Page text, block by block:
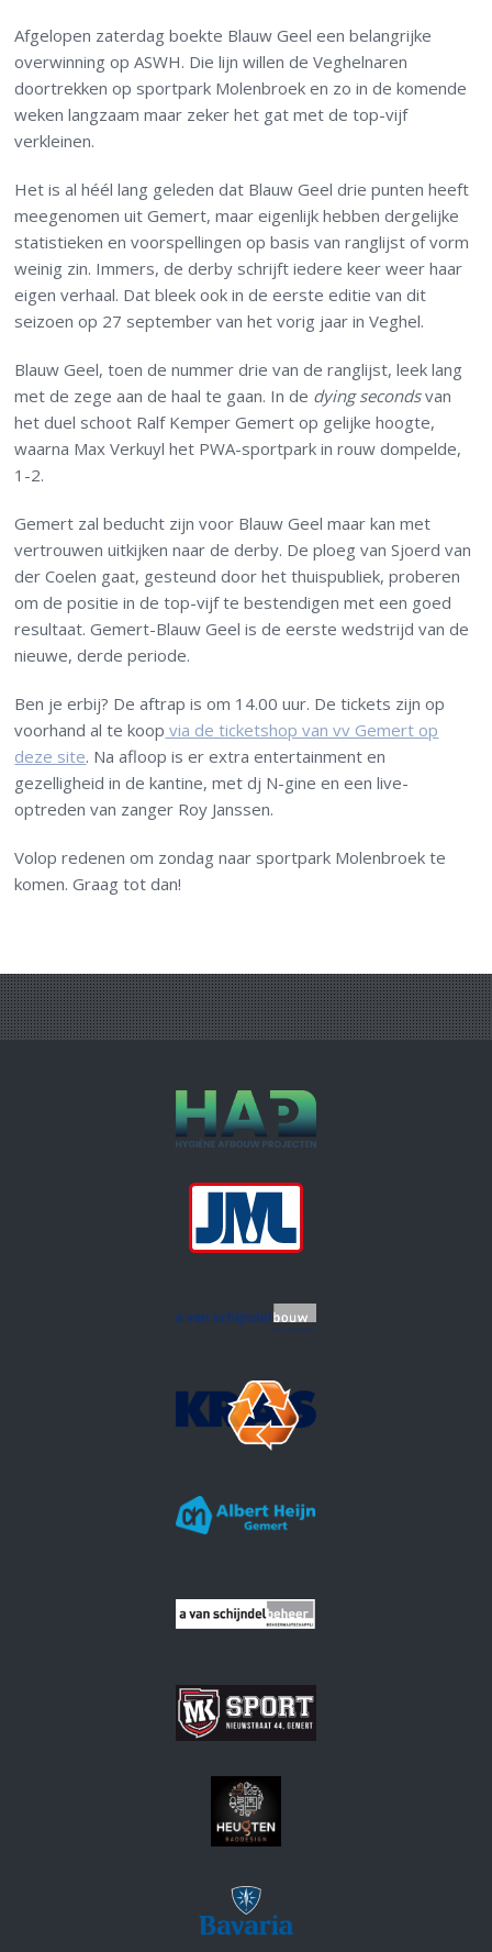
Afgelopen zaterdag boekte Blauw Geel een belangrijke
overwinning op ASWH. Die lijn willen de Veghelnaren
doortrekken op sportpark Molenbroek en zo in de komende
weken langzaam maar zeker het gat met de top-vijf
verkleinen.
Het is al héél lang geleden dat Blauw Geel drie punten heeft
meegenomen uit Gemert, maar eigenlijk hebben dergelijke
statistieken en voorspellingen op basis van ranglijst of vorm
weinig zin. Immers, de derby schrijft iedere keer weer haar
eigen verhaal. Dat bleek ook in de eerste editie van dit
seizoen op 27 september van het vorig jaar in Veghel.
Blauw Geel, toen de nummer drie van de ranglijst, leek lang
met de zege aan de haal te gaan. In de dying secondsvan
het duel schoot Ralf Kemper Gemert op gelijke hoogte,
waarna Max Verkuyl het PWA-sportpark in rouw dompelde,
1-2.
Gemert zal beducht zijn voor Blauw Geel maar kan met
vertrouwen uitkijken naar de derby. De ploeg van Sjoerd van
der Coelen gaat, gesteund door het thuispubliek, proberen
om de positie in de top-vijf te bestendigen met een goed
resultaat. Gemert-Blauw Geel is de eerste wedstrijd van de
nieuwe, derde periode.
Ben je erbij? De aftrap is om 14.00 uur. De tickets zijn op
voorhand al te koop via de ticketshop van vv Gemert op
deze site. Na afloop is er extra entertainment en
gezelligheid in de kantine, met dj N-gine en een live-
optreden van zanger Roy Janssen.
Volop redenen om zondag naar sportpark Molenbroek te
komen. Graag tot dan!